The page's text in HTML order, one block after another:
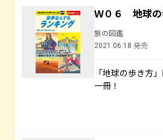
Ｗ０６ 地球の
旅の図鑑
2021.06.18 発売
「地球の歩き方
一冊！